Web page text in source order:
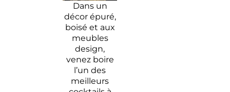
Dans un
décor épuré,
boisé et aux
meubles
design,
venez boire
l’un des
meilleurs